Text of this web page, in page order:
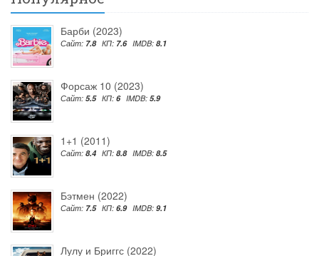
Барби (2023)
Сайт: 7.8 КП: 7.6 IMDB: 8.1
Форсаж 10 (2023)
Сайт: 5.5 КП: 6 IMDB: 5.9
1+1 (2011)
Сайт: 8.4 КП: 8.8 IMDB: 8.5
Бэтмен (2022)
Сайт: 7.5 КП: 6.9 IMDB: 9.1
Лулу и Бриггс (2022)